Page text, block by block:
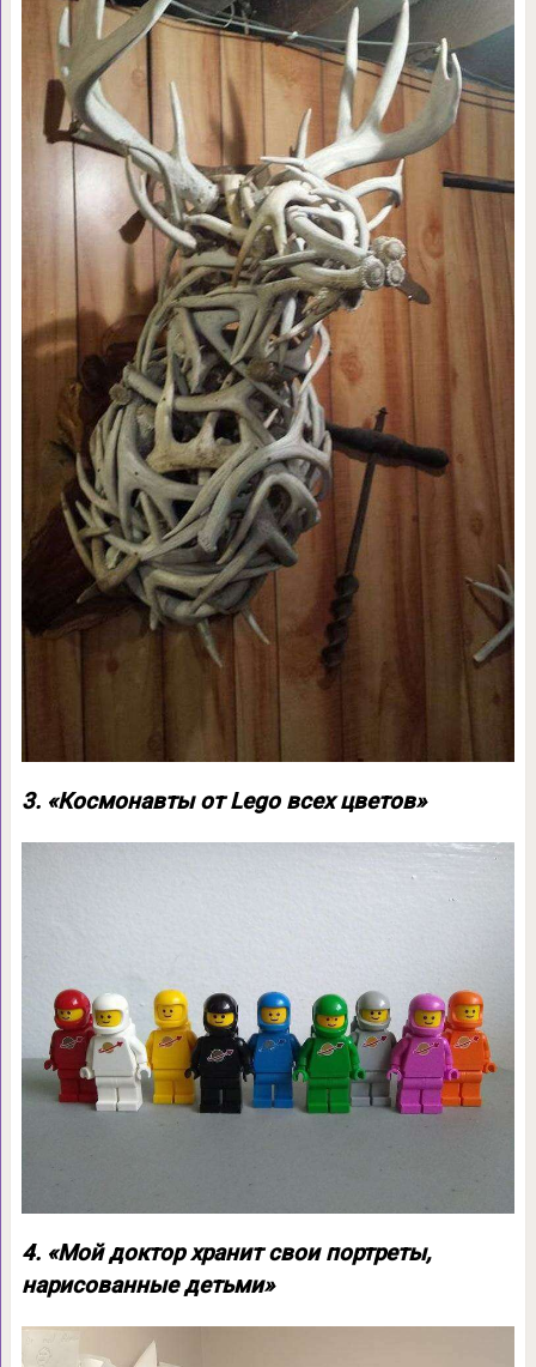
3. «Космонавты от Lego всех цветов»
4. «Мой доктор хранит свои портреты,
нарисованные детьми»